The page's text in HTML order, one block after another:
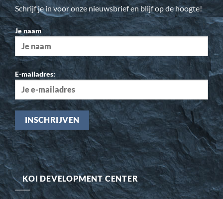
Schrijf je in voor onze nieuwsbrief en blijf op de hoogte!
Je naam
E-mailadres:
KOI DEVELOPMENT CENTER